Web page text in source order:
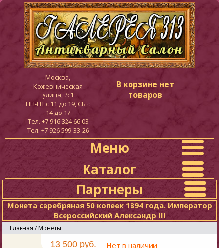
Москва,
Кожевническая
улица, 7с1
ПН-ПТ c 11 до 19, СБ с
14 до 17
Тел. +7 916 324 66 03
Тел. +7 926 599-33-26
В корзине нет
товаров
Меню
Каталог
Партнеры
Монета серебряная 50 копеек 1894 года. Император
Всероссийский Александр III
Главная / Монеты
13 500 руб. Нет в наличии